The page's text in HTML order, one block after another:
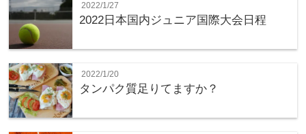
2022/1/27
2022日本国内ジュニア国際大会日程
2022/1/20
タンパク質足りてますか？